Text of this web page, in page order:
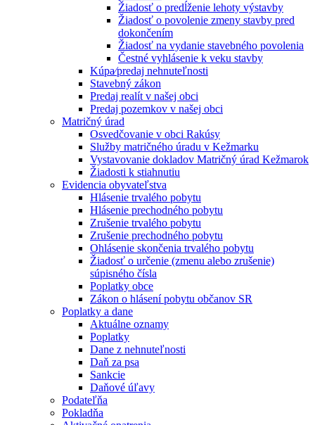
Žiadosť o predĺženie lehoty výstavby
Žiadosť o povolenie zmeny stavby pred
dokončením
Žiadosť na vydanie stavebného povolenia
Čestné vyhlásenie k veku stavby
Kúpa⁄predaj nehnuteľnosti
Stavebný zákon
Predaj realít v našej obci
Predaj pozemkov v našej obci
Matričný úrad
Osvedčovanie v obci Rakúsy
Služby matričného úradu v Kežmarku
Vystavovanie dokladov Matričný úrad Kežmarok
Žiadosti k stiahnutiu
Evidencia obyvateľstva
Hlásenie trvalého pobytu
Hlásenie prechodného pobytu
Zrušenie trvalého pobytu
Zrušenie prechodného pobytu
Ohlásenie skončenia trvalého pobytu
Žiadosť o určenie (zmenu alebo zrušenie)
súpisného čísla
Poplatky obce
Zákon o hlásení pobytu občanov SR
Poplatky a dane
Aktuálne oznamy
Poplatky
Dane z nehnuteľnosti
Daň za psa
Sankcie
Daňové úľavy
Podateľňa
Pokladňa